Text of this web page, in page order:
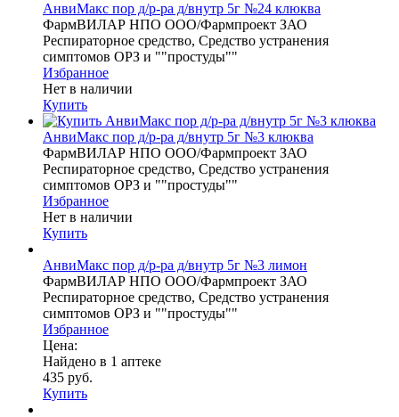
АнвиМакс пор д/р-ра д/внутр 5г №24 клюква
ФармВИЛАР НПО ООО/Фармпроект ЗАО
Респираторное средство, Средство устранения
симптомов ОРЗ и ""простуды""
Избранное
Нет в наличии
Купить
АнвиМакс пор д/р-ра д/внутр 5г №3 клюква
ФармВИЛАР НПО ООО/Фармпроект ЗАО
Респираторное средство, Средство устранения
симптомов ОРЗ и ""простуды""
Избранное
Нет в наличии
Купить
АнвиМакс пор д/р-ра д/внутр 5г №3 лимон
ФармВИЛАР НПО ООО/Фармпроект ЗАО
Респираторное средство, Средство устранения
симптомов ОРЗ и ""простуды""
Избранное
Цена:
Найдено в 1 аптеке
435 руб.
Купить